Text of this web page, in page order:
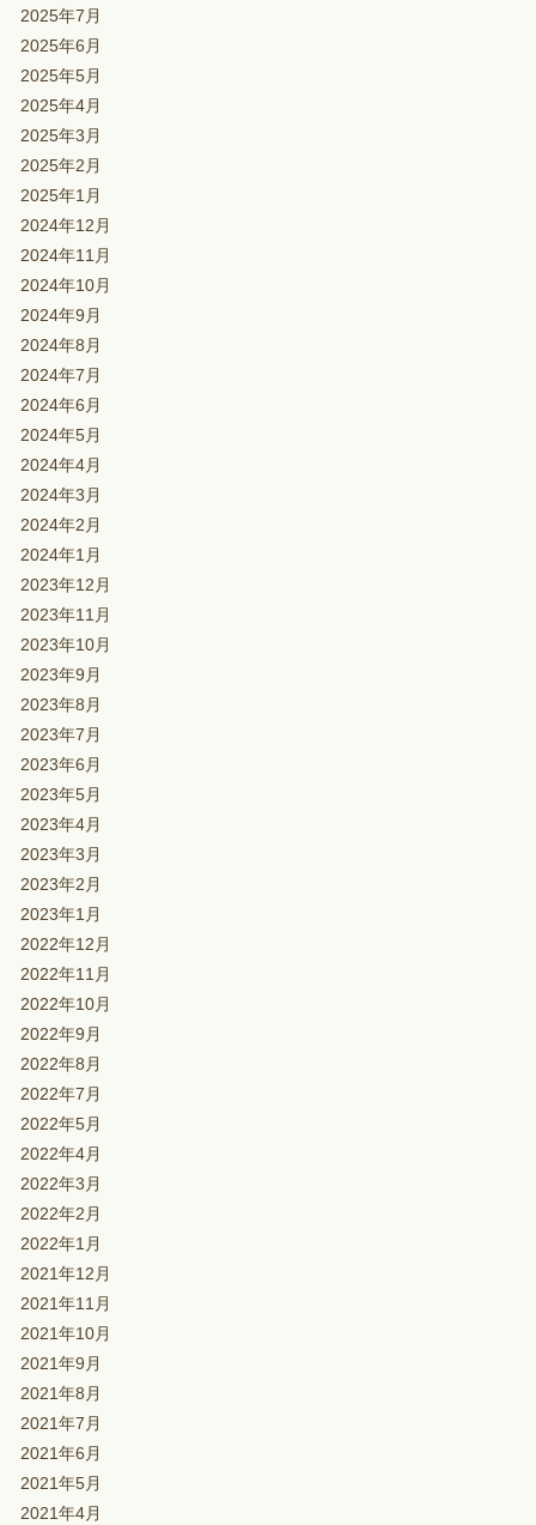
2025年7月
2025年6月
2025年5月
2025年4月
2025年3月
2025年2月
2025年1月
2024年12月
2024年11月
2024年10月
2024年9月
2024年8月
2024年7月
2024年6月
2024年5月
2024年4月
2024年3月
2024年2月
2024年1月
2023年12月
2023年11月
2023年10月
2023年9月
2023年8月
2023年7月
2023年6月
2023年5月
2023年4月
2023年3月
2023年2月
2023年1月
2022年12月
2022年11月
2022年10月
2022年9月
2022年8月
2022年7月
2022年5月
2022年4月
2022年3月
2022年2月
2022年1月
2021年12月
2021年11月
2021年10月
2021年9月
2021年8月
2021年7月
2021年6月
2021年5月
2021年4月